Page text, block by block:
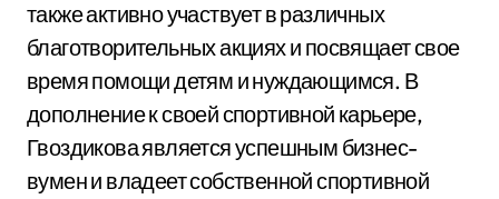
также активно участвует в различных
благотворительных акциях и посвящает свое
время помощи детям и нуждающимся. В
дополнение к своей спортивной карьере,
Гвоздикова является успешным бизнес-
вумен и владеет собственной спортивной